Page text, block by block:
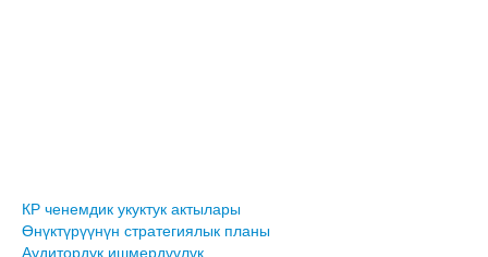
КР ченемдик укуктук актылары
Өнүктүрүүнүн стратегиялык планы
Аудитордук ишмердүүлүк